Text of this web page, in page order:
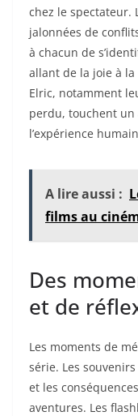
chez le spectateur.
jalonnées de
à chacun de
allant de la joie à
Elric, notamment
perdu, touchent
l’expérience
A lire aussi :
films au
Des
et de
Les moments de
série. Les
et les
aventures. Les